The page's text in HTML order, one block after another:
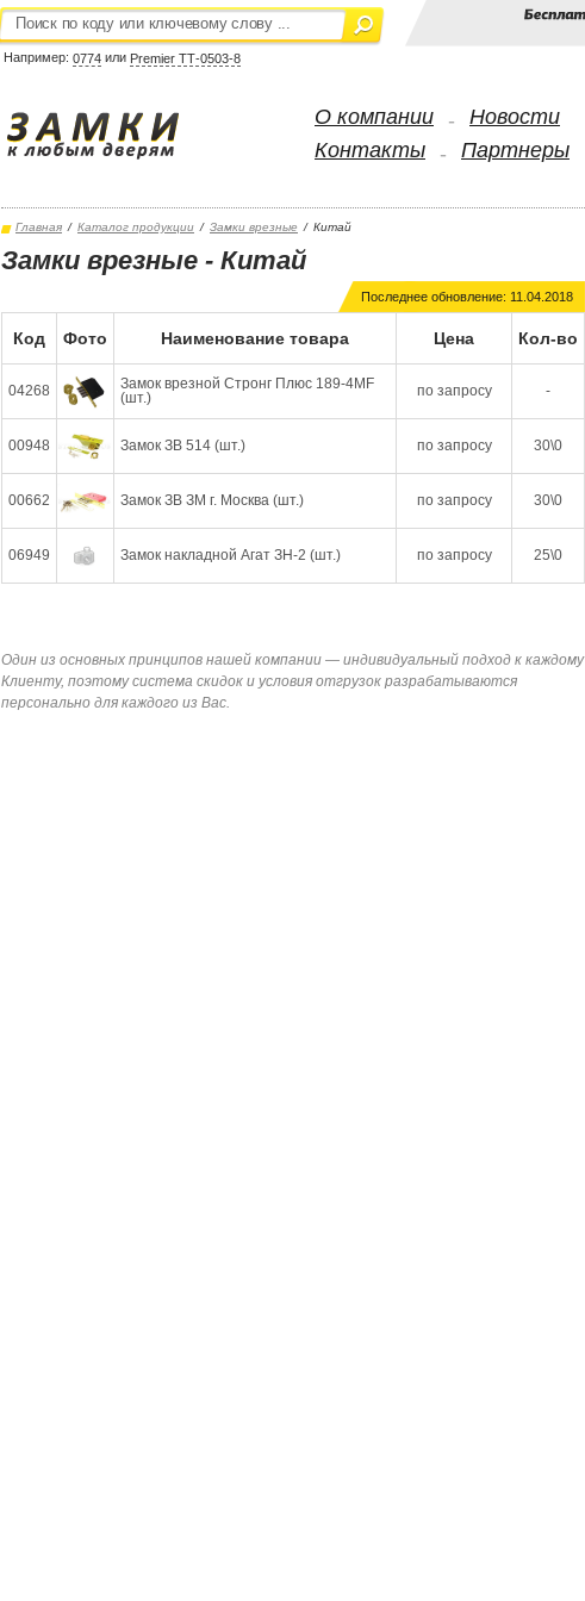
Например: 0774 или Premier ТТ-0503-8
О компании -
Новости
Контакты
- Партнеры
Главная / Каталог продукции / Замки врезные / Китай
Замки врезные - Китай
Последнее обновление: 11.04.2018
Код Фото Наименование товара Цена Кол-во
04268
Замок врезной Стронг Плюс 189-4MF
(шт.)
по запросу -
00948 Замок ЗВ 514 (шт.) по запросу 30\0
00662 Замок ЗВ ЗМ г. Москва (шт.) по запросу 30\0
06949 Замок накладной Агат ЗН-2 (шт.) по запросу 25\0
Один из основных принципов нашей компании — индивидуальный подход к каждому
Клиенту, поэтому система скидок и условия отгрузок разрабатываются
персонально для каждого из Вас.